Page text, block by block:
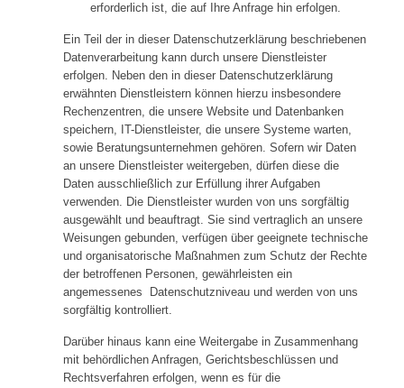
erforderlich ist, die auf Ihre Anfrage hin erfolgen.
Ein Teil der in dieser Datenschutzerklärung beschriebenen
Datenverarbeitung kann durch unsere Dienstleister
erfolgen. Neben den in dieser Datenschutzerklärung
erwähnten Dienstleistern können hierzu insbesondere
Rechenzentren, die unsere Website und Datenbanken
speichern, IT-Dienstleister, die unsere Systeme warten,
sowie Beratungsunternehmen gehören. Sofern wir Daten
an unsere Dienstleister weitergeben, dürfen diese die
Daten ausschließlich zur Erfüllung ihrer Aufgaben
verwenden. Die Dienstleister wurden von uns sorgfältig
ausgewählt und beauftragt. Sie sind vertraglich an unsere
Weisungen gebunden, verfügen über geeignete technische
und organisatorische Maßnahmen zum Schutz der Rechte
der betroffenen Personen, gewährleisten ein
angemessenes Datenschutzniveau und werden von uns
sorgfältig kontrolliert.
Darüber hinaus kann eine Weitergabe in Zusammenhang
mit behördlichen Anfragen, Gerichtsbeschlüssen und
Rechtsverfahren erfolgen, wenn es für die